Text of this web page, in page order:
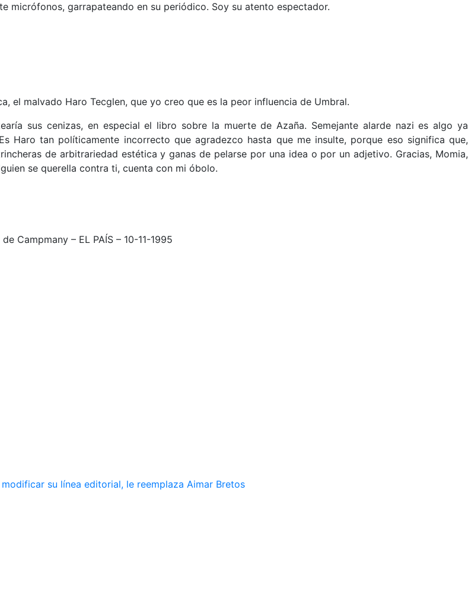
micrófonos, garrapateando en su periódico. Soy su atento espectador.
el malvado Haro Tecglen, que yo creo que es la peor influencia de Umbral.
sus cenizas, en especial el libro sobre la muerte de Azaña. Semejante alarde nazi es algo ya
Haro tan políticamente incorrecto que agradezco hasta que me insulte, porque eso significa que,
de arbitrariedad estética y ganas de pelarse por una idea o por un adjetivo. Gracias, Momia,
se querella contra ti, cuenta con mi óbolo.
Campmany – EL PAÍS – 10-11-1995
su línea editorial, le reemplaza Aimar Bretos